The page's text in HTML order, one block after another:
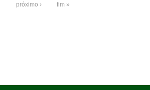
próximo › fim »